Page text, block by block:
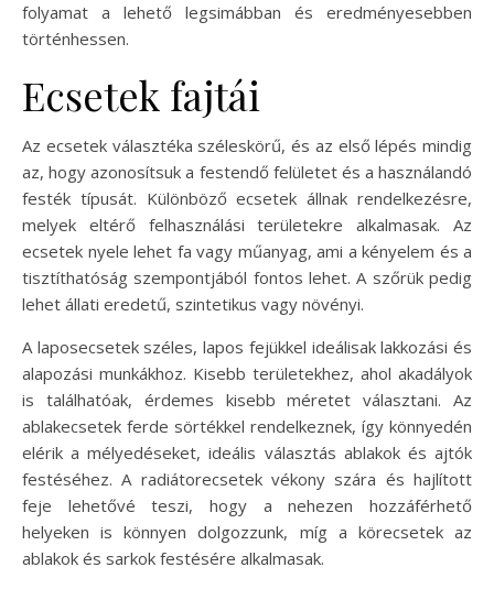
folyamat a lehető legsimábban és eredményesebben
történhessen.
Ecsetek fajtái
Az ecsetek választéka széleskörű, és az első lépés mindig
az, hogy azonosítsuk a festendő felületet és a használandó
festék típusát. Különböző ecsetek állnak rendelkezésre,
melyek eltérő felhasználási területekre alkalmasak. Az
ecsetek nyele lehet fa vagy műanyag, ami a kényelem és a
tisztíthatóság szempontjából fontos lehet. A szőrük pedig
lehet állati eredetű, szintetikus vagy növényi.
A laposecsetek széles, lapos fejükkel ideálisak lakkozási és
alapozási munkákhoz. Kisebb területekhez, ahol akadályok
is találhatóak, érdemes kisebb méretet választani. Az
ablakecsetek ferde sörtékkel rendelkeznek, így könnyedén
elérik a mélyedéseket, ideális választás ablakok és ajtók
festéséhez. A radiátorecsetek vékony szára és hajlított
feje lehetővé teszi, hogy a nehezen hozzáférhető
helyeken is könnyen dolgozzunk, míg a körecsetek az
ablakok és sarkok festésére alkalmasak.